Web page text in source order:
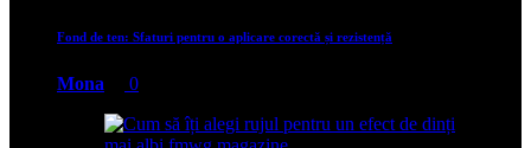
Fond de ten: Sfaturi pentru o aplicare corectă și rezistență
Mona 0